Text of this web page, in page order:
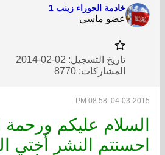
خادمة الحوراء زينب 1
عضو ماسي
تاريخ التسجيل: 02-02-2014
المشاركات: 8770
04-03-2015, 08:58 PM
السلام عليكم ورحمة
احسنتم النشر أختي